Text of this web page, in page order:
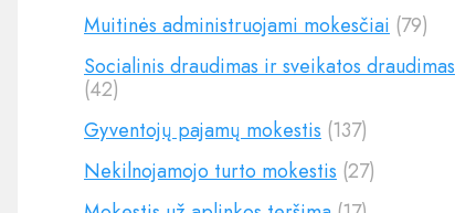
Muitinės administruojami mokesčiai (79)
Socialinis draudimas ir sveikatos draudimas
(42)
Gyventojų pajamų mokestis (137)
Nekilnojamojo turto mokestis (27)